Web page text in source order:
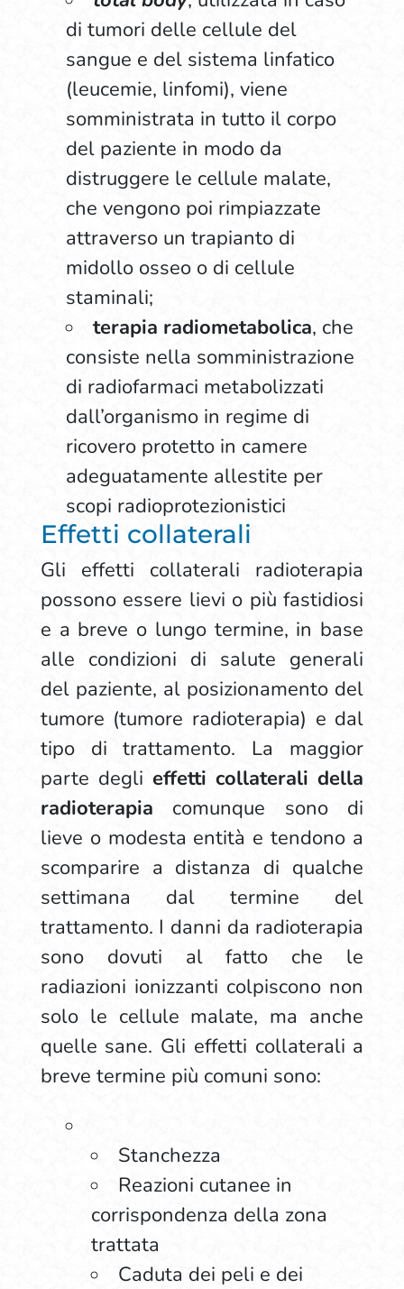
di tumori delle cellule del
sangue e del sistema linfatico
(leucemie, linfomi), viene
somministrata in tutto il corpo
del paziente in modo da
distruggere le cellule malate,
che vengono poi rimpiazzate
attraverso un trapianto di
midollo osseo o di cellule
staminali;
terapia radiometabolica, che
consiste nella somministrazione
di radiofarmaci metabolizzati
dall’organismo in regime di
ricovero protetto in camere
adeguatamente allestite per
scopi radioprotezionistici
Effetti collaterali
Gli effetti collaterali radioterapia
possono essere lievi o più fastidiosi
e a breve o lungo termine, in base
alle condizioni di salute generali
del paziente, al posizionamento del
tumore (tumore radioterapia) e dal
tipo di trattamento. La maggior
parte degli effetti collaterali della
radioterapia comunque sono di
lieve o modesta entità e tendono a
scomparire a distanza di qualche
settimana dal termine del
trattamento. I danni da radioterapia
sono dovuti al fatto che le
radiazioni ionizzanti colpiscono non
solo le cellule malate, ma anche
quelle sane. Gli effetti collaterali a
breve termine più comuni sono:
Stanchezza
Reazioni cutanee in
corrispondenza della zona
trattata
Caduta dei peli e dei